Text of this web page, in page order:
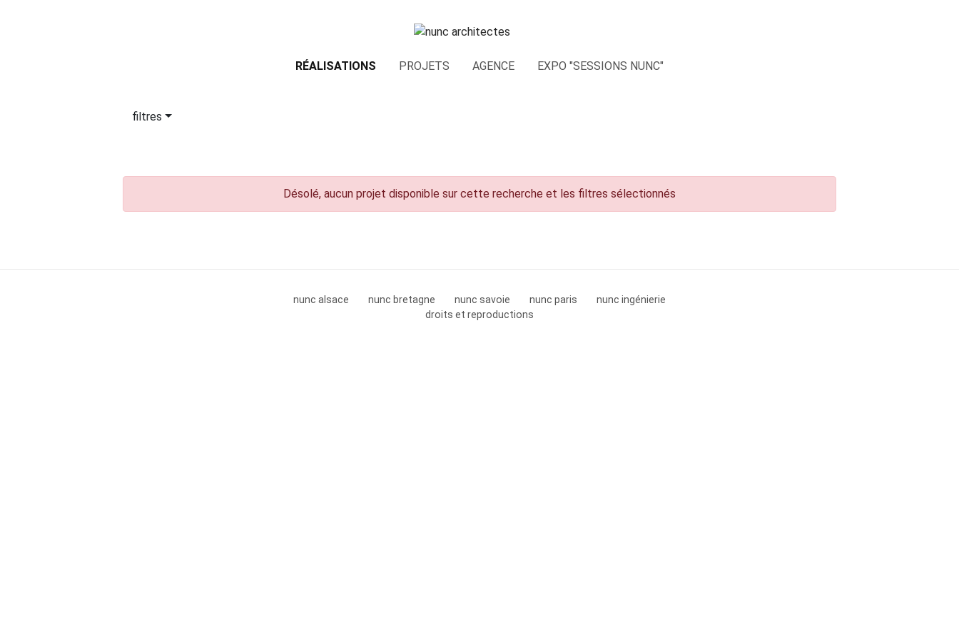
RÉALISATIONS PROJETS AGENCE EXPO "SESSIONS NUNC"
filtres
Désolé, aucun projet disponible sur cette recherche et les filtres sélectionnés
nunc alsace nunc bretagne nunc savoie nunc paris
nunc ingénierie
droits et reproductions